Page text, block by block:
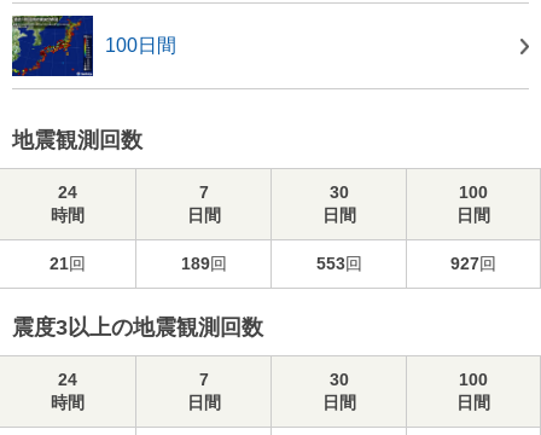
100日間
地震観測回数
24
時間
7
日間
30
日間
100
日間
21回 189回 553回 927回
震度3以上の地震観測回数
24
時間
7
日間
30
日間
100
日間